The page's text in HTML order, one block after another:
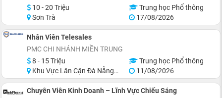
10 - 20 Triệu
Trung học Phổ thông
Sơn Trà
17/08/2026
Nhân Viên Telesales
PMC CHI NHÁNH MIỀN TRUNG
8 - 15 Triệu
Trung học Phổ thông
Khu Vực Lân Cận Đà Nẵng, Thanh Khê
11/08/2026
Chuyên Viên Kinh Doanh – Lĩnh Vực Chiếu Sáng